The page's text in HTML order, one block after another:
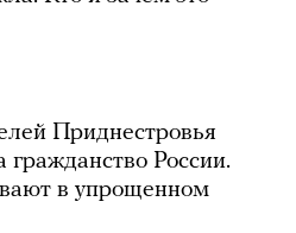
Приднестровья
гражданство России.
в упрощенном